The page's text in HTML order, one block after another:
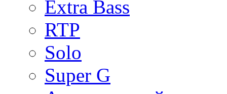
Extra Bass
RTP
Solo
Super G